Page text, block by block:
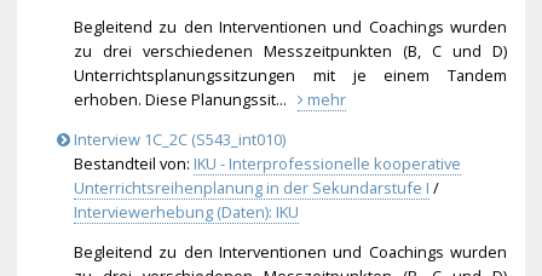
Begleitend zu den Interventionen und Coachings wurden
zu drei verschiedenen Messzeitpunkten (B, C und D)
Unterrichtsplanungssitzungen mit je einem Tandem
erhoben. Diese Planungssit...
mehr
Interview 1C_2C (S543_int010)
Bestandteil von: IKU - Interprofessionelle kooperative
Unterrichtsreihenplanung in der Sekundarstufe I /
Interviewerhebung (Daten): IKU
Begleitend zu den Interventionen und Coachings wurden